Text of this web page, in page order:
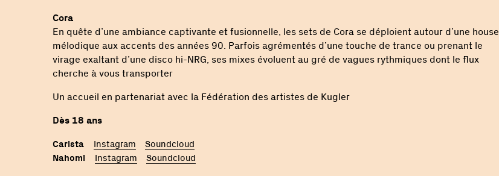
Cora
En quête d’une ambiance captivante et fusionnelle, les sets de Cora se déploient autour d’une house
mélodique aux accents des années 90. Parfois agrémentés d’une touche de trance ou prenant le
virage exaltant d’une disco hi-NRG, ses mixes évoluent au gré de vagues rythmiques dont le flux
cherche à vous transporter
Un accueil en partenariat avec la Fédération des artistes de Kugler
Dès 18 ans
Carista Instagram
Soundcloud
Nahomi Instagram Soundcloud